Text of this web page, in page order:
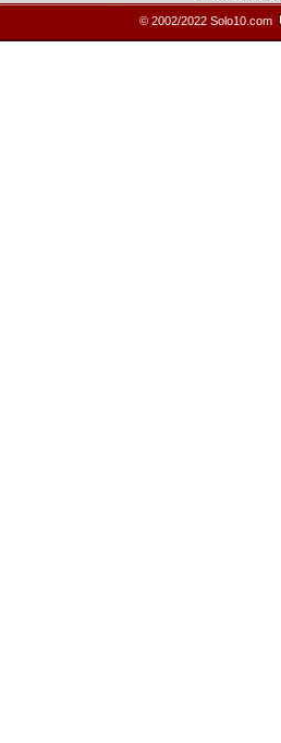
© 2002/2022 Solo10.com